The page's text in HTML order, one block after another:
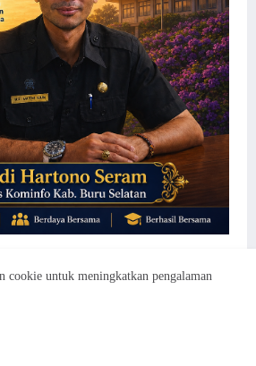
cookie untuk meningkatkan pengalaman